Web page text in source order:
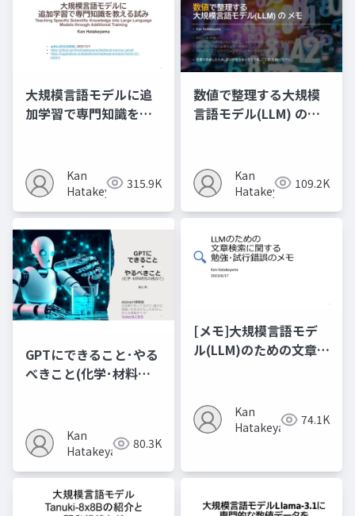
大規模言語モデルに追
加学習で専門知識を教
Kan
Hatakeyama315.9K
数値で整理する大規模
言語モデル(LLM) のメ
Kan
Hatakeyama109.2K
GPTにできること･やる
べきこと(化学･材料研
Kan
Hatakeyama80.3K
[メモ]大規模言語モデ
ル(LLM)のための文章検
Kan
Hatakeyama 74.1K